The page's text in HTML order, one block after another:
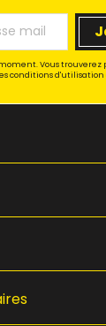
Vous
conditions d'utilisation